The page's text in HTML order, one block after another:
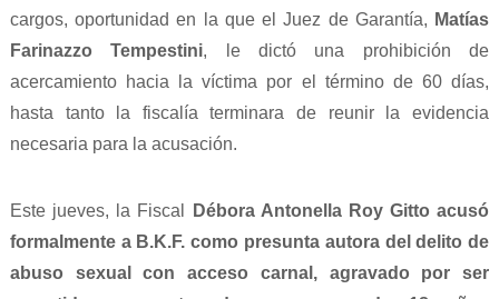
cargos, oportunidad en la que el Juez de Garantía, Matías
Farinazzo Tempestini, le dictó una prohibición de
acercamiento hacia la víctima por el término de 60 días,
hasta tanto la fiscalía terminara de reunir la evidencia
necesaria para la acusación.
Este jueves, la Fiscal Débora Antonella Roy Gitto acusó
formalmente a B.K.F. como presunta autora del delito de
abuso sexual con acceso carnal, agravado por ser